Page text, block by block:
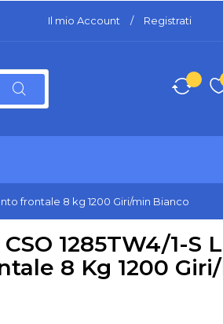
Il mio Account / Registrati
frontale 8 kg 1200 Giri/min Bianco
1285TW4/1-S
8 Kg 1200